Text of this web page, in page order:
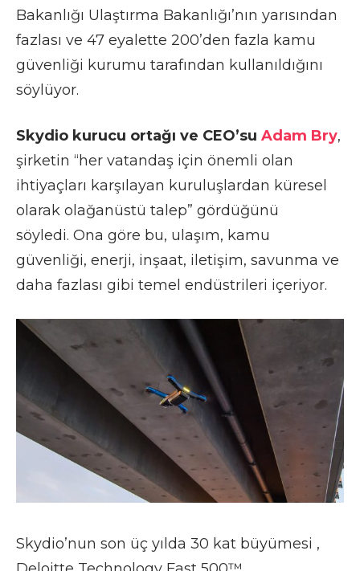
Bakanlığı Ulaştırma Bakanlığı’nın yarısından
fazlası ve 47 eyalette 200’den fazla kamu
güvenliği kurumu tarafından kullanıldığını
söylüyor.
Skydio kurucu ortağı ve CEO’su Adam Bry,
şirketin “her vatandaş için önemli olan
ihtiyaçları karşılayan kuruluşlardan küresel
olarak olağanüstü talep” gördüğünü
söyledi. Ona göre bu, ulaşım, kamu
güvenliği, enerji, inşaat, iletişim, savunma ve
daha fazlası gibi temel endüstrileri içeriyor.
Skydio’nun son üç yılda 30 kat büyümesi ,